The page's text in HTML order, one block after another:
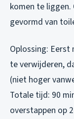
komen te
gevormd van
Oplossing: Eerst
te verwijderen,
(niet hoger
Totale tijd: 90
overstappen op